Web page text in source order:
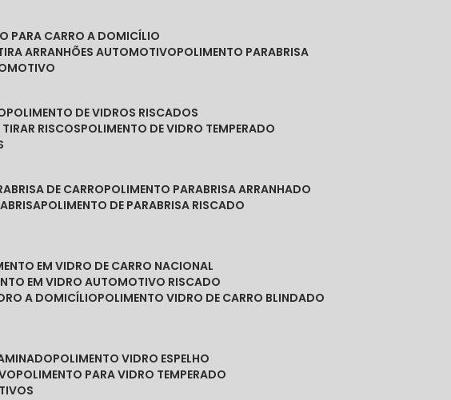
PARA CARRO A DOMICÍLIO
ARRANHÕES AUTOMOTIVO POLIMENTO PARABRISA
POLIMENTO DE VIDROS RISCADOS
TIRAR RISCOS POLIMENTO DE VIDRO TEMPERADO
DE CARRO POLIMENTO PARABRISA ARRANHADO
POLIMENTO DE PARABRISA RISCADO
EM VIDRO DE CARRO NACIONAL
EM VIDRO AUTOMOTIVO RISCADO
A DOMICÍLIO POLIMENTO VIDRO DE CARRO BLINDADO
POLIMENTO VIDRO ESPELHO
POLIMENTO PARA VIDRO TEMPERADO